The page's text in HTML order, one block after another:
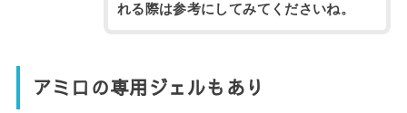
れる際は参考にしてみてくださいね。
アミロの専用ジェルもあり